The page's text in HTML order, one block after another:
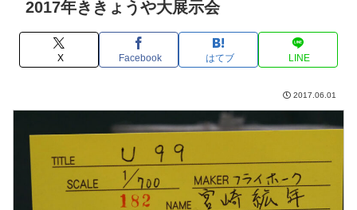
2017年ききょうや大展示会
X Facebook はてブ LINE
2017.06.01